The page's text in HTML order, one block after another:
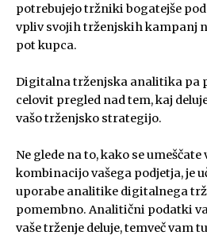
potrebujejo tržniki bogatejše
vpliv svojih trženjskih kampanj
pot kupca.
Digitalna trženjska analitika pa
celovit pregled nad tem, kaj
vašo trženjsko strategijo.
Ne glede na to, kako se
kombinacijo vašega podjetja, je
uporabe analitike digitalnega
pomembno. Analitični podatki
vaše trženje deluje, temveč vam